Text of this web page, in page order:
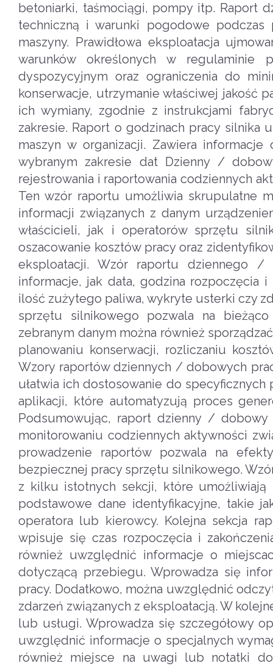
betoniarki, taśmociągi, pompy itp. Raport
techniczną i warunki pogodowe podczas
maszyny. Prawidłowa eksploatacja
warunków określonych w regulaminie
dyspozycyjnym oraz ograniczenia do
konserwacje, utrzymanie właściwej jakość
ich wymiany, zgodnie z instrukcjami
zakresie. Raport o godzinach pracy silnika
maszyn w organizacji. Zawiera
wybranym zakresie dat Dzienny /
rejestrowania i raportowania codziennych
Ten wzór raportu umożliwia skrupulatne
informacji związanych z danym
właścicieli, jak i operatorów sprzętu
oszacowanie kosztów pracy oraz
eksploatacji. Wzór raportu dziennego /
informacje, jak data, godzina rozpoczęcia
ilość zużytego paliwa, wykryte usterki czy
sprzętu silnikowego pozwala na
zebranym danym można również
planowaniu konserwacji, rozliczaniu
Wzory raportów dziennych / dobowych
ułatwia ich dostosowanie do
aplikacji, które automatyzują proces
Podsumowując, raport dzienny /
monitorowaniu codziennych aktywności
prowadzenie raportów pozwala na
bezpiecznej pracy sprzętu silnikowego.
z kilku istotnych sekcji, które umożliwiają
podstawowe dane identyfikacyjne, takie
operatora lub kierowcy. Kolejna sekcja
wpisuje się czas rozpoczęcia i
również uwzględnić informacje o
dotyczącą przebiegu. Wprowadza się
pracy. Dodatkowo, można uwzględnić
zdarzeń związanych z eksploatacją. W
lub usługi. Wprowadza się szczegółowy
uwzględnić informacje o specjalnych
również miejsce na uwagi lub notatki